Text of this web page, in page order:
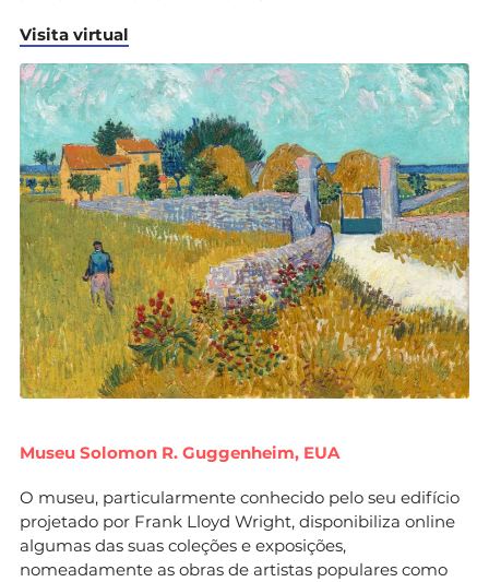
Visita virtual
Museu Solomon R. Guggenheim, EUA
O museu, particularmente conhecido pelo seu edifício
projetado por Frank Lloyd Wright, disponibiliza online
algumas das suas coleções e exposições,
nomeadamente as obras de artistas populares como